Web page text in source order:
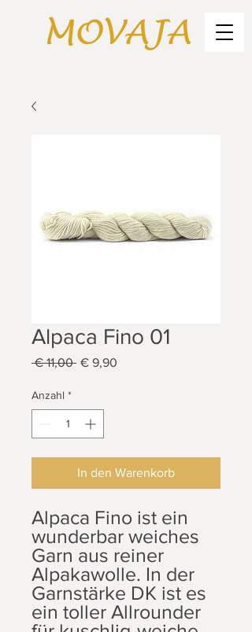
Alpaca Fino 01
€ 11,00 Standardpreis
€ 9,90
Anzahl *
In den Warenkorb
Alpaca Fino ist ein
wunderbar weiches
Garn aus reiner
Alpakawolle. In der
Garnstärke DK ist es
ein toller Allrounder